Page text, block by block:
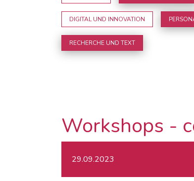
DIGITAL UND INNOVATION
RECHERCHE UND TEXT
Workshops -
29.09.2023